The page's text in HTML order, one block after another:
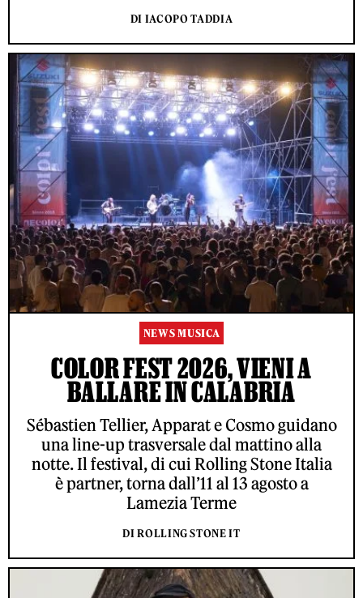
DI IACOPO TADDIA
NEWS MUSICA
COLOR FEST 2026, VIENI A
BALLARE IN CALABRIA
Sébastien Tellier, Apparat e Cosmo guidano
una line-up trasversale dal mattino alla
notte. Il festival, di cui Rolling Stone Italia
è partner, torna dall’11 al 13 agosto a
Lamezia Terme
DI ROLLING STONE IT